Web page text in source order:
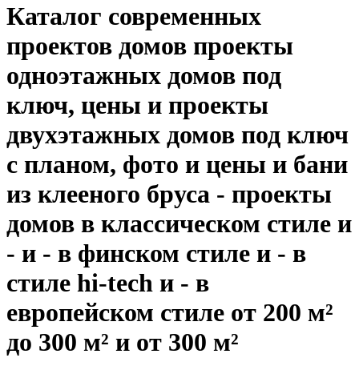
Каталог современных
проектов домов проекты
одноэтажных домов под
ключ, цены и проекты
двухэтажных домов под ключ
с планом, фото и цены и бани
из клееного бруса - проекты
домов в классическом стиле и
- и - в финском стиле и - в
стиле hi-tech и - в
европейском стиле от 200 м²
до 300 м² и от 300 м²